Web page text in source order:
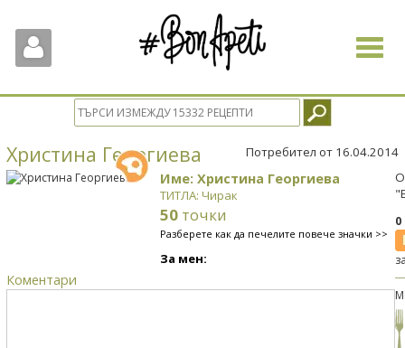
Toggle
Христина Георгиева Потребител от 16.04.2014
Име: Христина Георгиева
ТИТЛА: Чирак
50 точки
Разберете как да печелите повече значки >>
За мен:
Коментари